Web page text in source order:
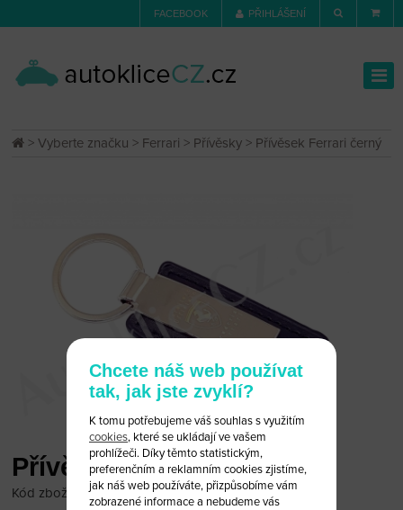
FACEBOOK PŘIHLÁŠENÍ
>Vyberte značku > Ferrari > Přívěsky > Přívěsek Ferrari černý
Přívěsek Ferrari černý
Kód zboží: Fer_PR34
Chcete náš web používat
tak, jak jste zvyklí?
K tomu potřebujeme váš souhlas s využitím
cookies, které se ukládají ve vašem
prohlížeči. Díky těmto statistickým,
preferenčním a reklamním cookies zjistíme,
jak náš web používáte, přizpůsobíme vám
zobrazené informace a nebudeme vás